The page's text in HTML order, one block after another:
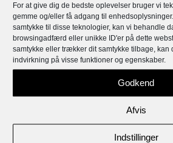
For at give dig de bedste oplevelser bruger vi
gemme og/eller få adgang til
samtykke til disse teknologier, kan vi behandle
browsingadfærd eller unikke ID'er på dette
samtykke eller trækker dit samtykke tilbage, kan
indvirkning på visse funktioner og egenskaber.
Godkend
Afvis
Indstillinger
YWAM